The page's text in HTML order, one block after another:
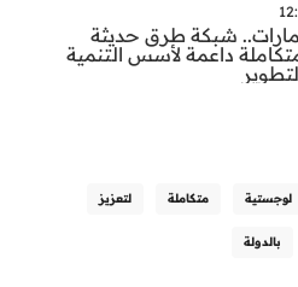
شبكة طرق حديثة
داعمة لأسس التنمية
لوجستية متكاملة لتعزيز
بالدولة